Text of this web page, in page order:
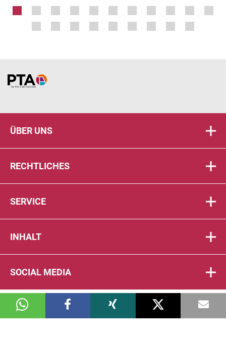
Home
ÜBER UNS
RECHTLICHES
SERVICE
INHALT
SOCIAL MEDIA
© 2026 DIE PTA IN DER APOTHEKE